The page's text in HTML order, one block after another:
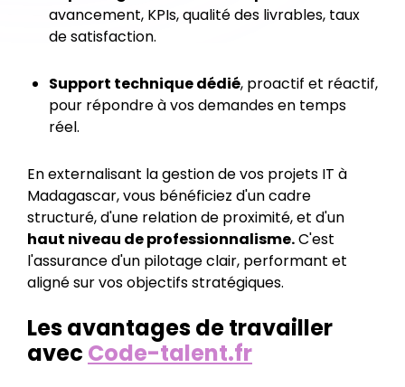
avancement, KPIs, qualité des livrables, taux
de satisfaction.
Support technique dédié, proactif et réactif,
pour répondre à vos demandes en temps
réel.
En externalisant la gestion de vos projets IT à
Madagascar, vous bénéficiez d'un cadre
structuré, d'une relation de proximité, et d'un
haut niveau de professionnalisme.C'est
l'assurance d'un pilotage clair, performant et
aligné sur vos objectifs stratégiques. ‍
Les avantages de travailler
avec Code-talent.fr